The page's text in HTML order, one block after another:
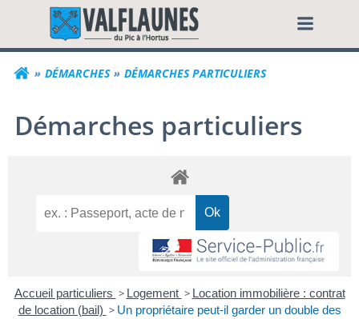
contenuCommune de
DÉMARCHES DÉMARCHES PARTICULIERS
Démarches particuliers
Accueil particuliers > Logement > Location immobilière : contrat
de location (bail) > Un propriétaire peut-il garder un double des